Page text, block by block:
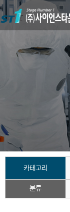
카테고리
분류